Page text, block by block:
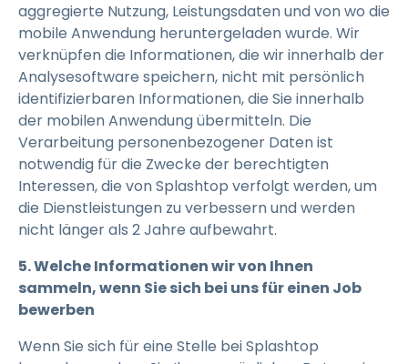
aggregierte Nutzung, Leistungsdaten und von wo die
mobile Anwendung heruntergeladen wurde. Wir
verknüpfen die Informationen, die wir innerhalb der
Analysesoftware speichern, nicht mit persönlich
identifizierbaren Informationen, die Sie innerhalb
der mobilen Anwendung übermitteln. Die
Verarbeitung personenbezogener Daten ist
notwendig für die Zwecke der berechtigten
Interessen, die von Splashtop verfolgt werden, um
die Dienstleistungen zu verbessern und werden
nicht länger als 2 Jahre aufbewahrt.
5. Welche Informationen wir von Ihnen
sammeln, wenn Sie sich bei uns für einen Job
bewerben
Wenn Sie sich für eine Stelle bei Splashtop